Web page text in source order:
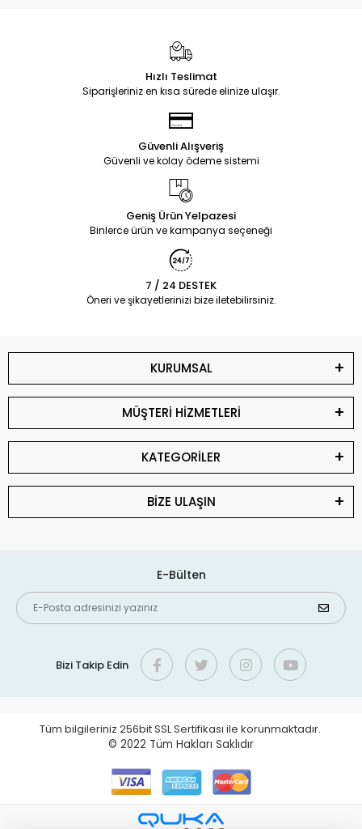
Hızlı Teslimat
Siparişleriniz en kısa sürede elinize ulaşır.
Güvenli Alışveriş
Güvenli ve kolay ödeme sistemi
Geniş Ürün Yelpazesi
Binlerce ürün ve kampanya seçeneği
7 / 24 DESTEK
Öneri ve şikayetlerinizi bize iletebilirsiniz.
KURUMSAL
MÜŞTERİ HİZMETLERİ
KATEGORİLER
BİZE ULAŞIN
E-Bülten
Bizi Takip Edin
Tüm bilgileriniz 256bit SSL Sertifikası ile korunmaktadır.
© 2022 Tüm Hakları Saklıdır